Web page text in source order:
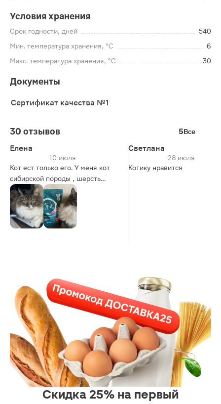
Условия хранения
Срок годности, дней
540
Мин. температура хранения, °C
6
Макс. температура хранения, °C
30
Документы
Сертификат качества №1
30 отзывов 5Все
Елена
10 июля
Кот ест только его. У меня кот
сибирской породы , шерсть
выглядит красиво, кот здоровый.
Светлана
28 июля
Котику нравится
Скидка 25% на первый